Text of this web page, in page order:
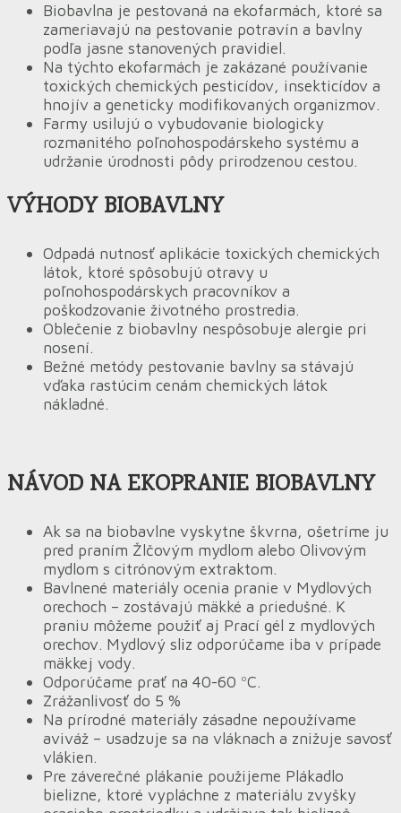
Biobavlna je pestovaná na ekofarmách, ktoré sa
zameriavajú na pestovanie potravín a bavlny
podľa jasne stanovených pravidiel.
Na týchto ekofarmách je zakázané používanie
toxických chemických pesticídov, insekticídov a
hnojív a geneticky modifikovaných organizmov.
Farmy usilujú o vybudovanie biologicky
rozmanitého poľnohospodárskeho systému a
udržanie úrodnosti pôdy prirodzenou cestou.
VÝHODY BIOBAVLNY
Odpadá nutnosť aplikácie toxických chemických
látok, ktoré spôsobujú otravy u
poľnohospodárskych pracovníkov a
poškodzovanie životného prostredia.
Oblečenie z biobavlny nespôsobuje alergie pri
nosení.
Bežné metódy pestovanie bavlny sa stávajú
vďaka rastúcim cenám chemických látok
nákladné.
NÁVOD NA EKOPRANIE BIOBAVLNY
Ak sa na biobavlne vyskytne škvrna, ošetríme ju
pred praním Žlčovým mydlom alebo Olivovým
mydlom s citrónovým extraktom.
Bavlnené materiály ocenia pranie v Mydlových
orechoch – zostávajú mäkké a priedušné. K
praniu môžeme použiť aj Prací gél z mydlových
orechov. Mydlový sliz odporúčame iba v prípade
mäkkej vody.
Odporúčame prať na 40-60 ºC.
Zrážanlivosť do 5 %
Na prírodné materiály zásadne nepoužívame
aviváž – usadzuje sa na vláknach a znižuje savosť
vlákien.
Pre záverečné plákanie použijeme Plákadlo
bielizne, ktoré vypláchne z materiálu zvyšky